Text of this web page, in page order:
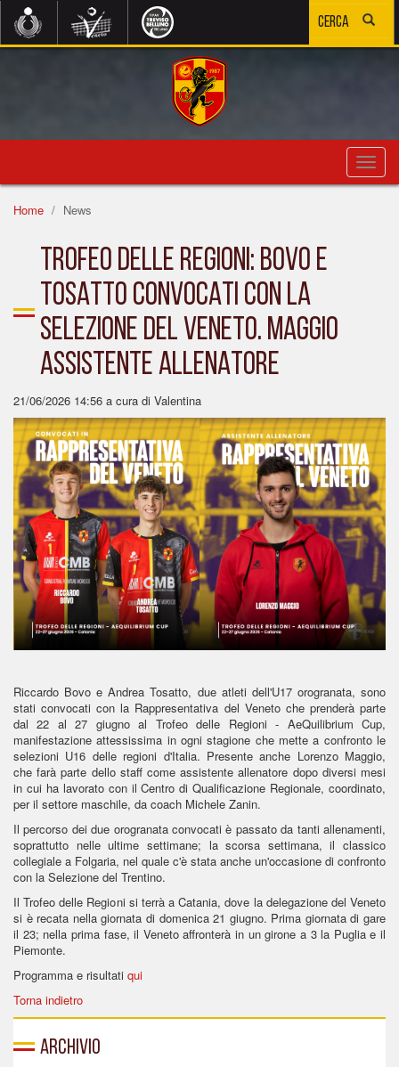
Home
News
TROFEO DELLE REGIONI: BOVO E
TOSATTO CONVOCATI CON LA
SELEZIONE DEL VENETO. MAGGIO
ASSISTENTE ALLENATORE
21/06/2026 14:56 a cura di Valentina
Riccardo Bovo e Andrea Tosatto, due atleti dell'U17 orogranata, sono
stati convocati con la Rappresentativa del Veneto che prenderà parte
dal 22 al 27 giugno al Trofeo delle Regioni - AeQuilibrium Cup,
manifestazione attessissima in ogni stagione che mette a confronto le
selezioni U16 delle regioni d'Italia. Presente anche Lorenzo Maggio,
che farà parte dello staff come assistente allenatore dopo diversi mesi
in cui ha lavorato con il Centro di Qualificazione Regionale, coordinato,
per il settore maschile, da coach Michele Zanin.
Il percorso dei due orogranata convocati è passato da tanti allenamenti,
soprattutto nelle ultime settimane; la scorsa settimana, il classico
collegiale a Folgaria, nel quale c'è stata anche un'occasione di confronto
con la Selezione del Trentino.
Il Trofeo delle Regioni si terrà a Catania, dove la delegazione del Veneto
si è recata nella giornata di domenica 21 giugno. Prima giornata di gare
il 23; nella prima fase, il Veneto affronterà in un girone a 3 la Puglia e il
Piemonte.
Programma e risultati qui
Torna indietro
Archivio